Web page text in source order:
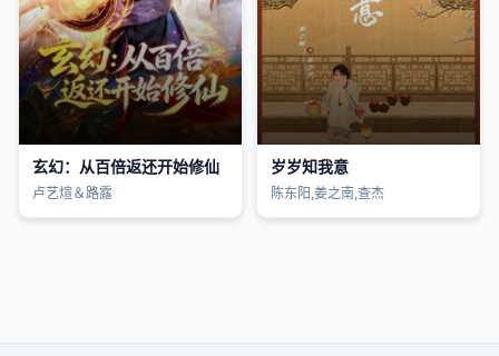
玄幻：从百倍返还开始修仙
卢艺煊＆路露
岁岁知我意
陈东阳,姜之南,查杰